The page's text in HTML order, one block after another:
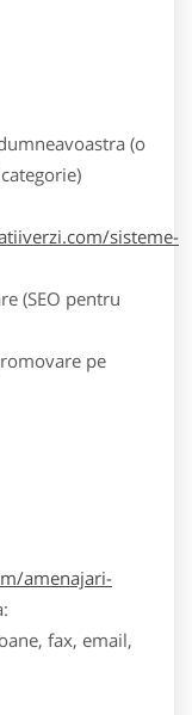
(o
sisteme-
(SEO pentru
pe
amenajari-
fax, email,